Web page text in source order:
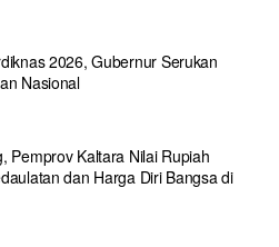
2026, Gubernur Serukan
Nasional
Pemprov Kaltara Nilai Rupiah
dan Harga Diri Bangsa di